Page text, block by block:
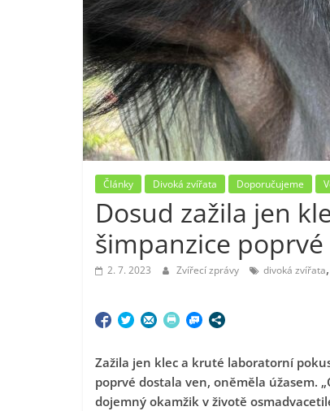
Články Divoká zvířata Doporučujeme
Dosud zažila jen
šimpanzice
2. 7. 2023 Zvířecí zprávy divoká zvířata,
Zažila jen klec a kruté laboratorní
poprvé dostala ven, oněměla úžasem.
dojemný okamžik v životě